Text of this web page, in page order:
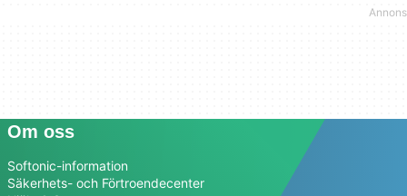
Om oss
Softonic-information
Säkerhets- och Förtroendecenter